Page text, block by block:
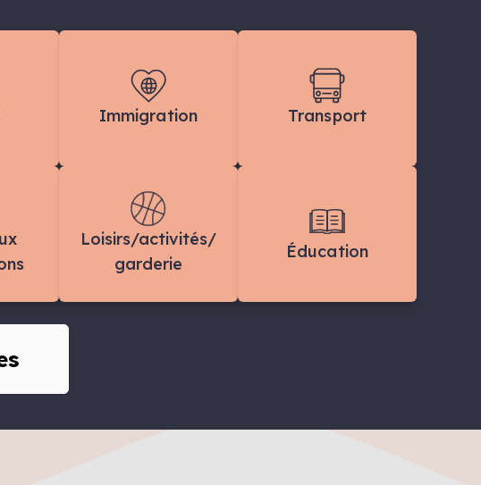
Immigration Transport
Loisirs/activités/
garderie
Éducation